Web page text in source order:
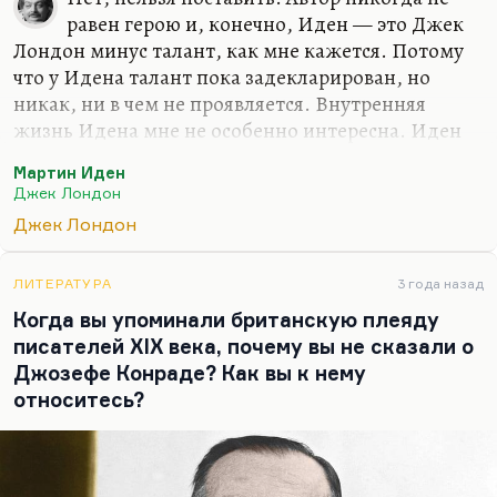
равен герою и, конечно, Иден — это Джек
Лондон минус талант, как мне кажется. Потому
что у Идена талант пока задекларирован, но
никак, ни в чем не проявляется. Внутренняя
жизнь Идена мне не особенно интересна. Иден
да, его отношения с Хемфри Ван Вейденом,— это
да. И в талант Ван Вейдена, и в талант Ларсена я
верю, хотя это талант совершено разный.
Мартин Иден
Джек Лондон
Джек Лондон
ЛИТЕРАТУРА 3 года назад
Когда вы упоминали британскую плеяду
писателей XIX века, почему вы не сказали о
Джозефе Конраде? Как вы к нему
относитесь?